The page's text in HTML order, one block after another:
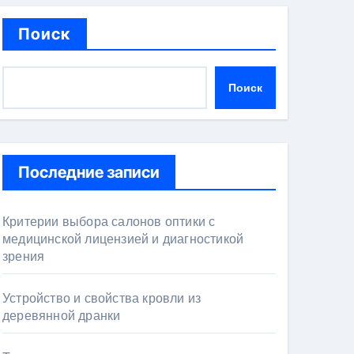
Поиск
Поиск
Последние записи
Критерии выбора салонов оптики с
медицинской лицензией и диагностикой
зрения
Устройство и свойства кровли из
деревянной дранки